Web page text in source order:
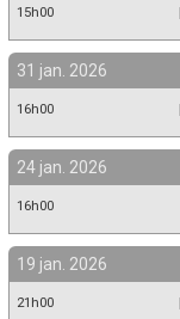
15h00
31 jan. 2026
16h00
24 jan. 2026
16h00
19 jan. 2026
21h00